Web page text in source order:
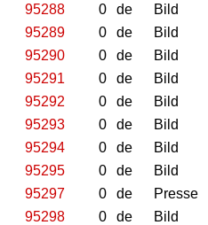
95288
0 de Bild
95289
0 de Bild
95290
0 de Bild
95291
0 de Bild
95292
0 de Bild
95293
0 de Bild
95294
0 de Bild
95295
0 de Bild
95297
0 de Presse
95298
0 de Bild